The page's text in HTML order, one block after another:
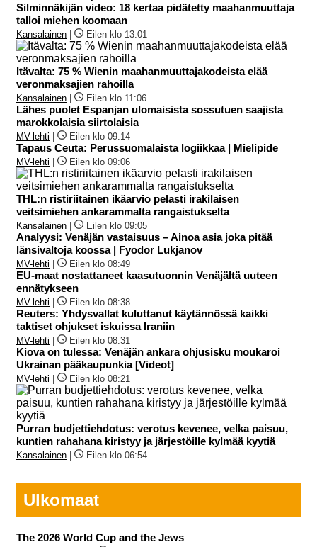
Silminnäkijän video: 18 kertaa pidätetty maahanmuuttaja
talloi miehen koomaan
Kansalainen | Eilen klo 13:01
Itävalta: 75 % Wienin maahanmuuttajakodeista elää
veronmaksajien rahoilla
Kansalainen | Eilen klo 11:06
Lähes puolet Espanjan ulomaisista sossutuen saajista
marokkolaisia siirtolaisia
MV-lehti | Eilen klo 09:14
Tapaus Ceuta: Perussuomalaista logiikkaa | Mielipide
MV-lehti | Eilen klo 09:06
THL:n ristiriitainen ikäarvio pelasti irakilaisen
veitsimiehen ankarammalta rangaistukselta
Kansalainen | Eilen klo 09:05
Analyysi: Venäjän vastaisuus – Ainoa asia joka pitää
länsivaltoja koossa | Fyodor Lukjanov
MV-lehti | Eilen klo 08:49
EU-maat nostattaneet kaasutuonnin Venäjältä uuteen
ennätykseen
MV-lehti | Eilen klo 08:38
Reuters: Yhdysvallat kuluttanut käytännössä kaikki
taktiset ohjukset iskuissa Iraniin
MV-lehti | Eilen klo 08:31
Kiova on tulessa: Venäjän ankara ohjusisku moukaroi
Ukrainan pääkaupunkia [Videot]
MV-lehti | Eilen klo 08:21
Purran budjettiehdotus: verotus kevenee, velka paisuu,
kuntien rahahana kiristyy ja järjestöille kylmää kyytiä
Kansalainen | Eilen klo 06:54
Ulkomaat
The 2026 World Cup and the Jews